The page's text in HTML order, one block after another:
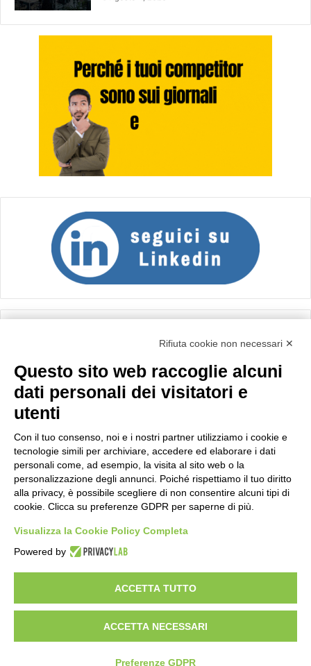
Importo netto (€):
Calcola
Scorporo IVA
Importo lordo (€):
Rifiuta cookie non necessari ✕
Questo sito web raccoglie alcuni
dati personali dei visitatori e
utenti
Con il tuo consenso, noi e i nostri partner utilizziamo i cookie e
tecnologie simili per archiviare, accedere ed elaborare i dati
personali come, ad esempio, la visita al sito web o la
personalizzazione degli annunci. Poiché rispettiamo il tuo diritto
alla privacy, è possibile scegliere di non consentire alcuni tipi di
cookie. Clicca su preferenze GDPR per saperne di più.
Visualizza la Cookie Policy Completa
Powered by
ACCETTA TUTTO
ACCETTA NECESSARI
Preferenze GDPR